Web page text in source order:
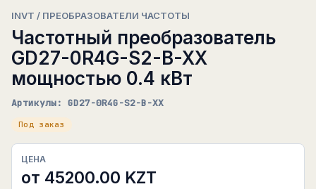
INVT / ПРЕОБРАЗОВАТЕЛИ ЧАСТОТЫ
Частотный преобразователь
GD27-0R4G-S2-B-XX
мощностью 0.4 кВт
Артикулы: GD27-0R4G-S2-B-XX
Под заказ
ЦЕНА
от 45200.00 KZT